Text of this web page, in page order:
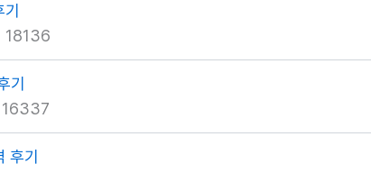
18136
기
16337
후기